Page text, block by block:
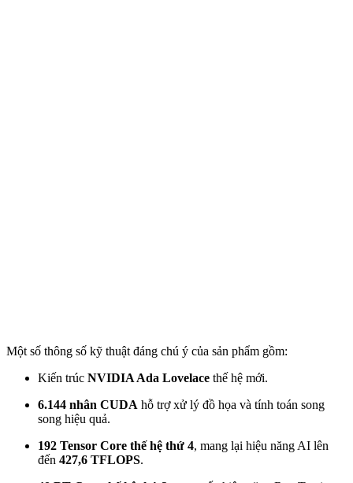
Một số thông số kỹ thuật đáng chú ý của sản phẩm gồm:
Kiến trúc NVIDIA Ada Lovelace thế hệ mới.
6.144 nhân CUDA hỗ trợ xử lý đồ họa và tính toán song
song hiệu quả.
192 Tensor Core thế hệ thứ 4, mang lại hiệu năng AI lên
đến 427,6 TFLOPS.